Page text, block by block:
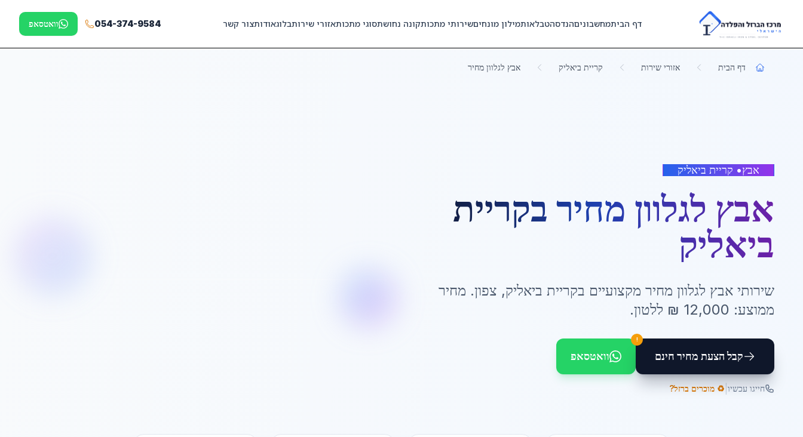
Skip to main content
דף הביתמחשבוניםהנדסהטבלאותמילון מונחיםשירותי מתכותקונה נחושתסוגי מתכותאזורי שירותבלוגאודותצור קשר 054-374-9584 וואטסאפ
דף הבית אזורי שירות קריית ביאליק אבץ לגלוון מחיר
אבץ• קריית ביאליק
אבץ לגלוון מחיר בקריית
ביאליק
שירותי אבץ לגלוון מחיר מקצועיים בקריית ביאליק, צפון. מחיר
ממוצע: 12,000 ₪ ללטון.
קבל הצעת מחיר חינם
!
וואטסאפ
חייגו עכשיו ♻️ מוכרים ברזל?